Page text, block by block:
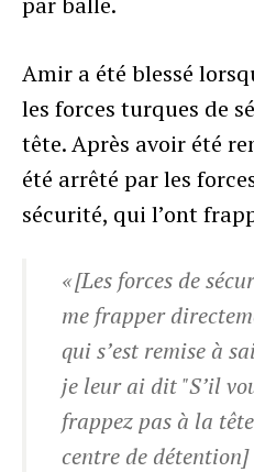
Amir a été blessé
les forces turques de
tête. Après avoir été
été arrêté par les
sécurité, qui l’ont
« [Les forces de
me frapper
qui s’est remise à
je leur ai dit "S’il
frappez pas à la
centre de